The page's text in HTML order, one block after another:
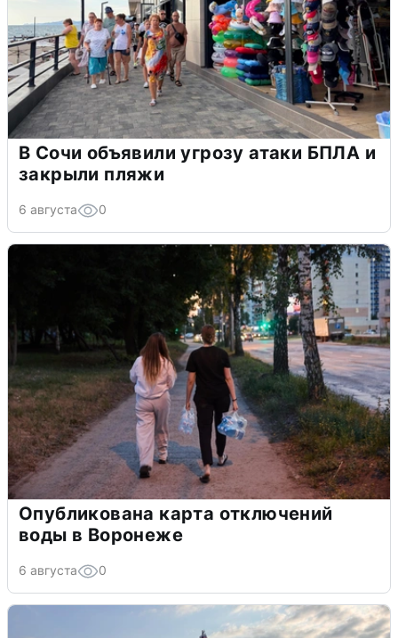
В Сочи объявили угрозу атаки БПЛА и
закрыли пляжи
6 августа 0
Опубликована карта отключений
воды в Воронеже
6 августа 0